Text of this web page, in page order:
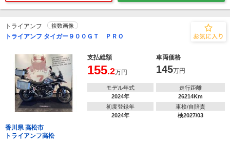
トライアンフ 複数画像
トライアンフ タイガー９００ＧＴ ＰＲＯ
支払総額 車両価格
155.2万円 145万円
モデル年式
2024年
走行距離
26214Km
初度登録年
2024年
車検/自賠責
検2027/03
香川県 高松市
トライアンフ高松